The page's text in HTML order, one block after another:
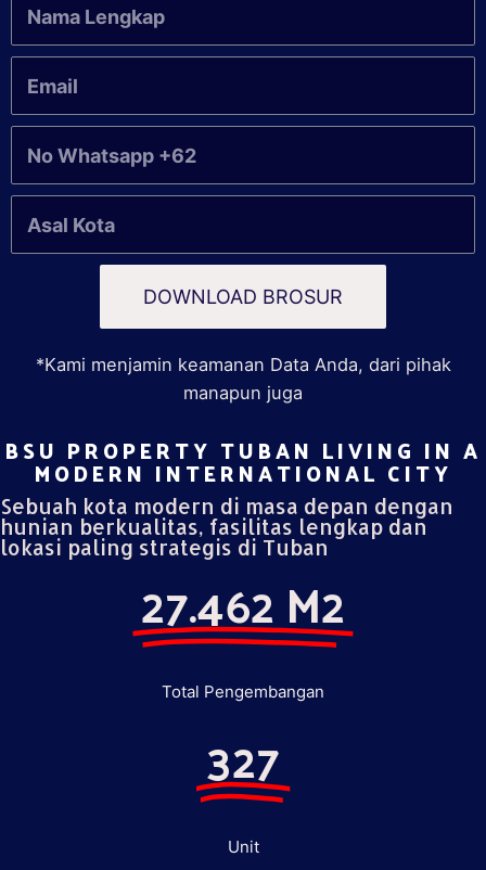
DOWNLOAD BROSUR
*Kami menjamin keamanan Data Anda, dari pihak
manapun juga
BSU PROPERTY TUBAN LIVING IN A
MODERN INTERNATIONAL CITY​
Sebuah kota modern di masa depan dengan
hunian berkualitas, fasilitas lengkap dan
lokasi paling strategis di Tuban
27.462 M2
Total Pengembangan
327
Unit